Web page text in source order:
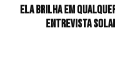
Ela brilha em
Entrevista